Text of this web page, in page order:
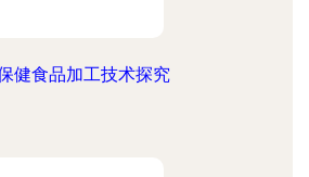
健食品加工技术探究